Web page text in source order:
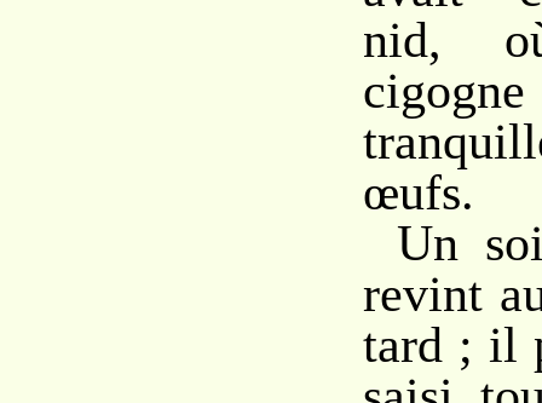
nid,
œufs.
Un
revint
tard ; il